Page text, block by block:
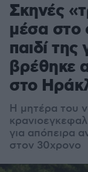
Σκηνές
μέσα στο
παιδί της
βρέθηκε
στο
Η μητέρα του
για απόπειρα
στον 30χρονο